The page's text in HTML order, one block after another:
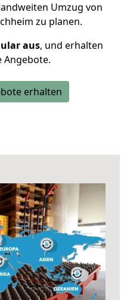
Umzug von
zu planen.
aus, und erhalten
Angebote.
erhalten